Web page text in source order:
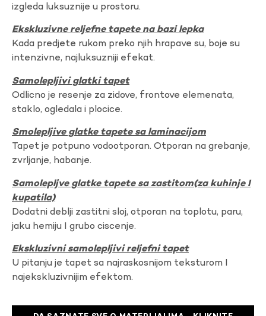
izgleda luksuznije u prostoru.
Ekskluzivne reljefne tapete na bazi lepka
Kada predjete rukom preko njih hrapave su, boje su
intenzivne, najluksuzniji efekat.
Samolepljivi glatki tapet
Odlicno je resenje za zidove, frontove elemenata,
staklo, ogledala i plocice.
Smolepljive glatke tapete sa laminacijom
Tapet je potpuno vodootporan. Otporan na grebanje,
zvrljanje, habanje.
Samolepljve glatke tapete sa zastitom(za kuhinje I
kupatila)
Dodatni deblji zastitni sloj, otporan na toplotu, paru,
jaku hemiju I grubo ciscenje.
Ekskluzivni samolepljivi reljefni tapet
U pitanju je tapet sa najraskosnijom teksturom I
najekskluzivnijim efektom.